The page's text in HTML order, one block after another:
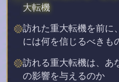
大転機
訪れた重大転機を前に
には何を信じるべきも
訪れる重大転機は、あ
の影響を与えるのか